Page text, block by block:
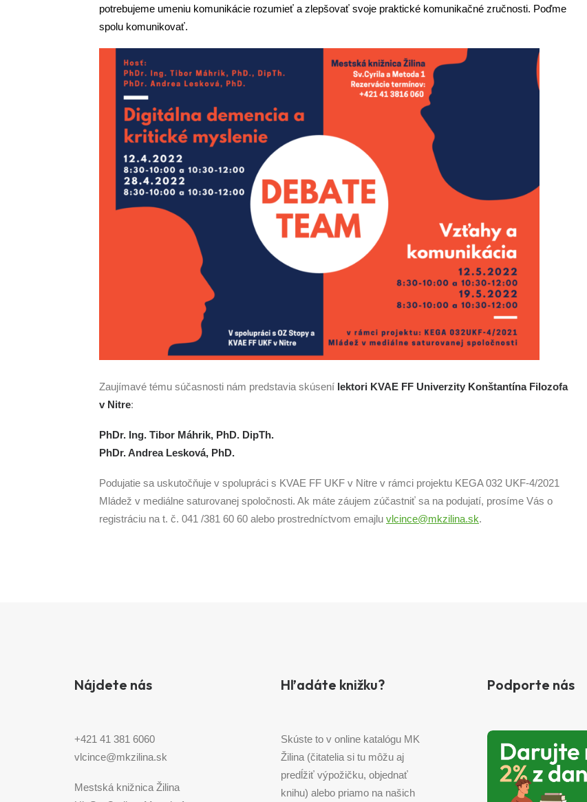
potrebujeme umeniu komunikácie rozumieť a zlepšovať svoje praktické komunikačné zručnosti. Poďme
spolu komunikovať.
Zaujímavé tému súčasnosti nám predstavia skúsení lektori KVAE FF Univerzity Konštantína Filozofa
v Nitre:
PhDr. Ing. Tibor Máhrik, PhD. DipTh.
PhDr. Andrea Lesková, PhD.
Podujatie sa uskutočňuje v spolupráci s KVAE FF UKF v Nitre v rámci projektu KEGA 032 UKF-4/2021
Mládež v mediálne saturovanej spoločnosti. Ak máte záujem zúčastniť sa na podujatí, prosíme Vás o
registráciu na t. č. 041 /381 60 60 alebo prostredníctvom emajlu vlcince@mkzilina.sk.
Nájdete nás
+421 41 381 6060
vlcince@mkzilina.sk
Mestská knižnica Žilina
Hľadáte knižku?
Skúste to v online katalógu MK
Žilina (čitatelia si tu môžu aj
predĺžiť výpožičku, objednať
knihu) alebo priamo na našich
Podporte nás